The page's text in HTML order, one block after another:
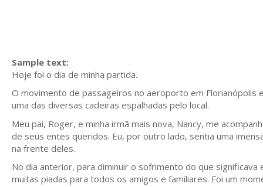
Sample text:
Hoje foi o dia de minha partida.
O movimento de passageiros no aeroporto em Florianópolis
uma das diversas cadeiras espalhadas pelo local.
Meu pai, Roger, e minha irmã mais nova, Nancy, me
de seus entes queridos. Eu, por outro lado, sentia uma
na frente deles.
No dia anterior, para diminuir o sofrimento do que
muitas piadas para todos os amigos e familiares. Foi um